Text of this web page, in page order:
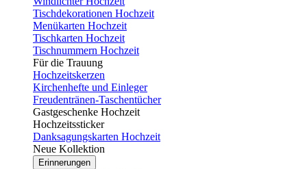
Tischdekorationen Hochzeit
Menükarten Hochzeit
Tischkarten Hochzeit
Tischnummern Hochzeit
Für die Trauung
Hochzeitskerzen
Kirchenhefte und Einleger
Freudentränen-Taschentücher
Gastgeschenke Hochzeit
Hochzeitssticker
Danksagungskarten Hochzeit
Neue Kollektion
Erinnerungen